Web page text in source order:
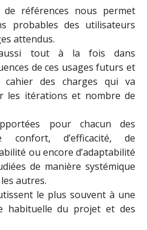
de références nous permet
probables des utilisateurs
attendus.
tout à la fois dans
de ces usages futurs et
des charges qui va
les itérations et nombre de
pour chacun des
confort, d’efficacité, de
ou encore d’adaptabilité
de manière systémique
autres.
le plus souvent à une
habituelle du projet et des